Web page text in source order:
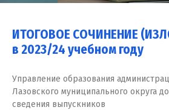
ИТОГОВОЕ СОЧИНЕНИЕ
в 2023/24 учебном году
Управление образования
Лазовского муниципального округа
сведения выпускников